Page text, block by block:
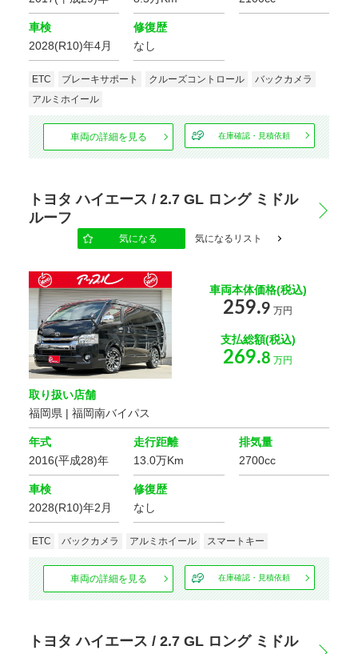
車検
2028(R10)年4月
修復歴
なし
ETC ブレーキサポート クルーズコントロール
バックカメラ
アルミホイール
車両の詳細を見る 在庫確認・見積依頼
トヨタ ハイエース / 2.7 GL ロング ミドル
ルーフ
気になる 気になるリスト
車両本体価格(税込)
259.9 万円
支払総額(税込)
269.8 万円
取り扱い店舗
福岡県 | 福岡南バイパス
年式
2016(平成28)年
走行距離
13.0万Km
排気量
2700cc
車検
2028(R10)年2月
修復歴
なし
ETC バックカメラ アルミホイール スマートキー
車両の詳細を見る 在庫確認・見積依頼
トヨタ ハイエース / 2.7 GL ロング ミドル